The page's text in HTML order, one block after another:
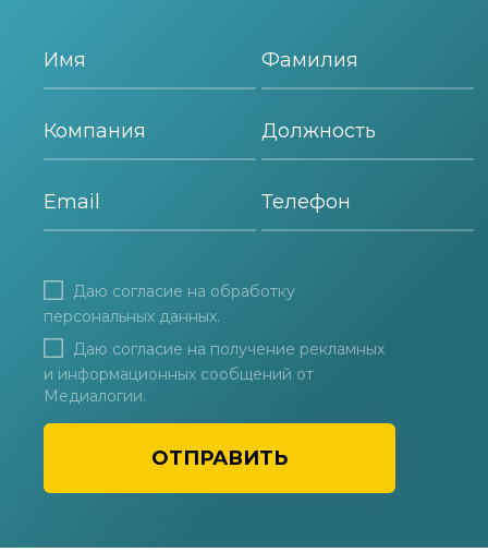
ОТПРАВИТЬ
Даю согласие на обработку
персональных данных.
Даю согласие на получение рекламных
и информационных сообщений от
Медиалогии.